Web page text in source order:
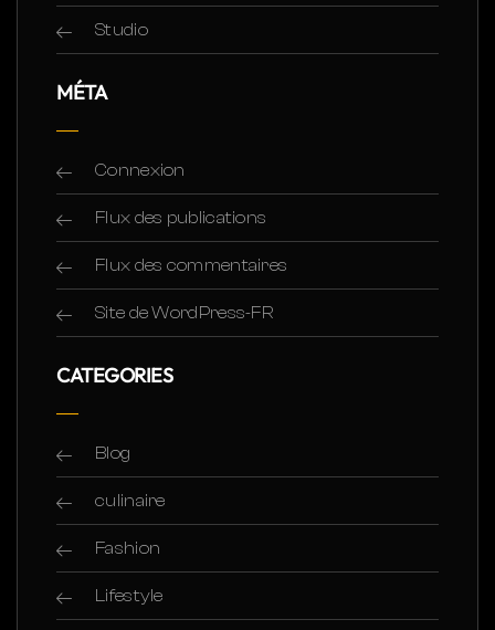
Studio
MÉTA
Connexion
Flux des publications
Flux des commentaires
Site de WordPress-FR
CATEGORIES
Blog
culinaire
Fashion
Lifestyle